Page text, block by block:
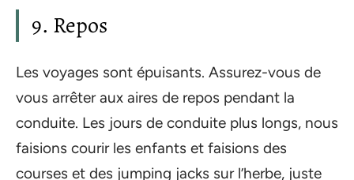
9. Repos
Les voyages sont épuisants. Assurez-vous de
vous arrêter aux aires de repos pendant la
conduite. Les jours de conduite plus longs, nous
faisions courir les enfants et faisions des
courses et des jumping jacks sur l’herbe, juste